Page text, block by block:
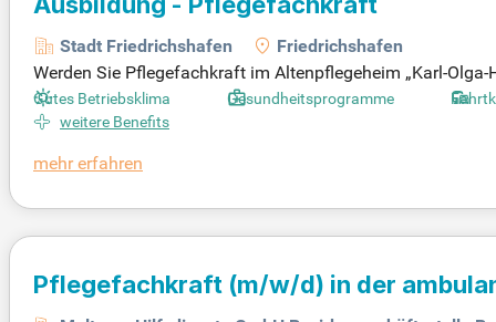
Stadt Friedrichshafen
Friedrichshafen
Werden Sie Pflegefachkraft im Altenpflegeheim „Karl-
Qualität und eine starke kollegiale Zusammenarbeit. Ihre
ng bei der Alltagsbewältigung. Die Ausbildung gliedert
gekonzept und gestalten Sie die Zukunft der Pflege aktiv mit!
Gutes Betriebsklima Gesundheitsprogramme
weitere Benefits
mehr erfahren
Pflegefachkraft (m/w/d) in der